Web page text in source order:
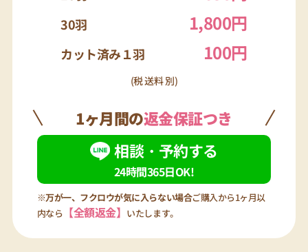
30羽 1,800円
カット済み１羽 100円
(税 送料 別)
1ヶ月間の返金保証つき
相談・予約する
24時間365日OK!
※万が一、フクロウが気に入らない場合ご購入から1ヶ月以
内なら 【全額返金】 いたします。